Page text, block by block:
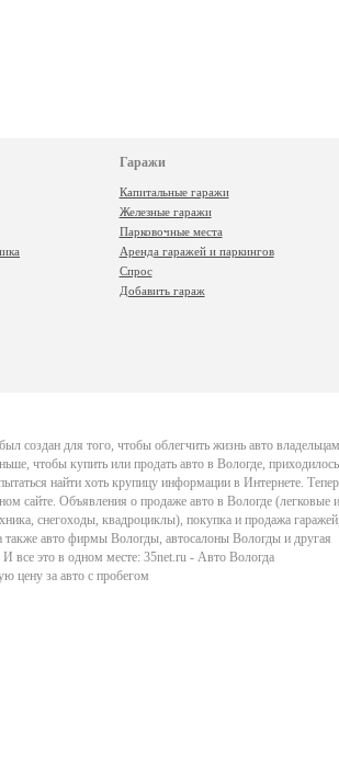
Гаражи
Капитальные гаражи
Железные гаражи
Парковочные места
Аренда гаражей и паркингов
Спрос
Добавить гараж
был создан для того, чтобы облегчить жизнь авто владельцам
чтобы купить или продать авто в Вологде, приходилось
пытаться найти хоть крупицу информации в Интернете.
сайте. Объявления о продаже авто в Вологде (легковые и
снегоходы, квадроциклы), покупка и продажа
также авто фирмы Вологды, автосалоны Вологды и другая
все это в одном месте: 35net.ru - Авто Вологда
цену за авто с пробегом